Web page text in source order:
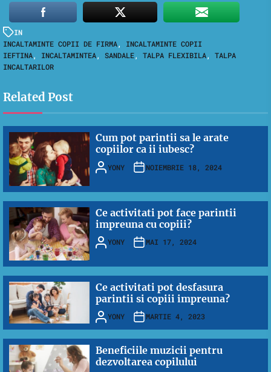
IN
INCALTAMINTE COPII DE FIRMA, INCALTAMINTE COPII
IEFTINA, INCALTAMINTEA, SANDALE, TALPA FLEXIBILA, TALPA
INCALTARILOR
Related Post
Cum pot parintii sa le arate
copiilor ca ii iubesc?
YONY NOIEMBRIE 18, 2024
Ce activitati pot face parintii
impreuna cu copiii?
YONY MAI 17, 2024
Ce activitati pot desfasura
parintii si copiii impreuna?
YONY MARTIE 4, 2023
Beneficiile muzicii pentru
dezvoltarea copilului